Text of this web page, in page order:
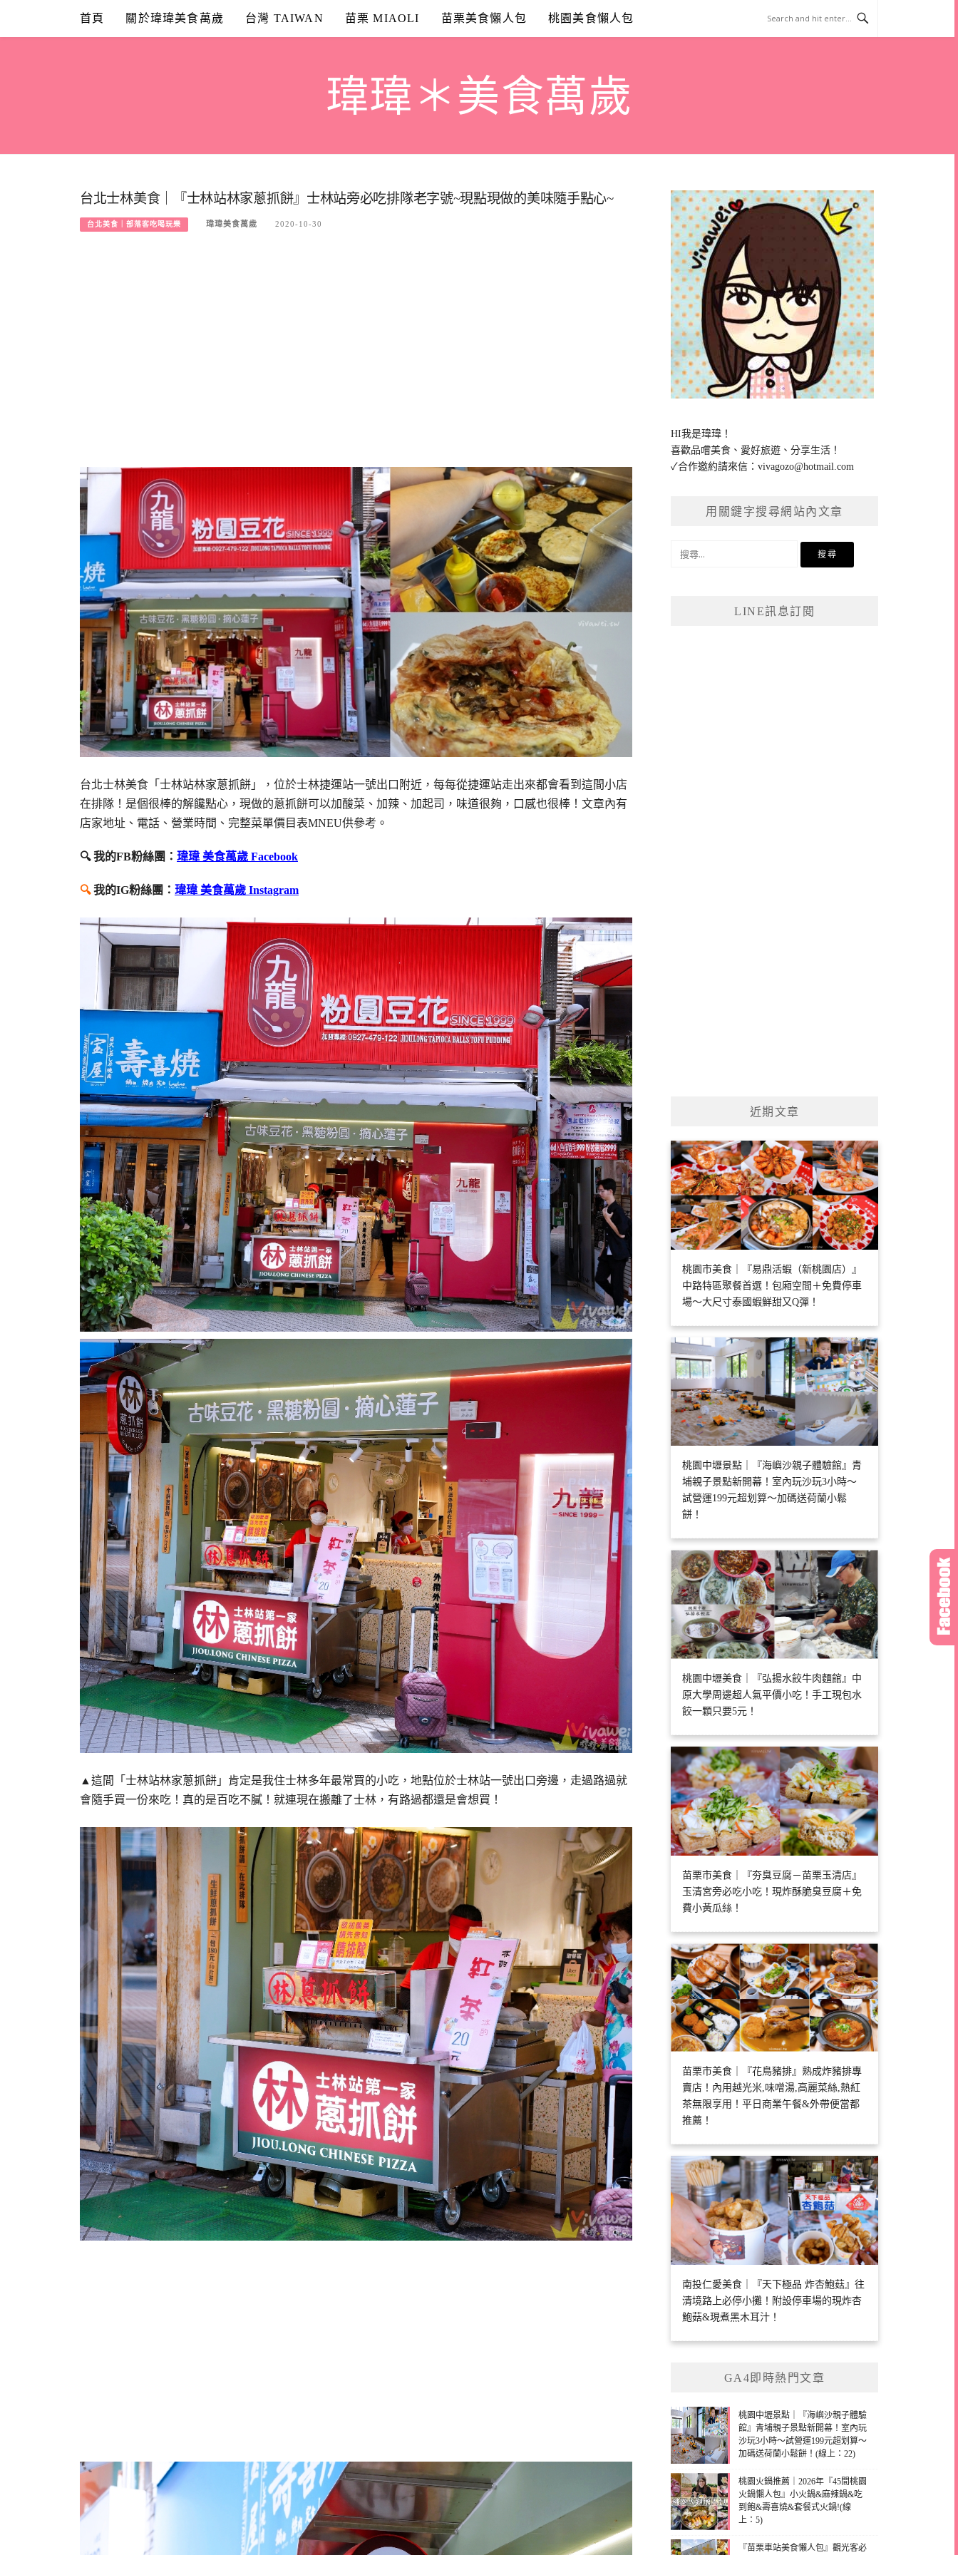
content
首頁 關於瑋瑋美食萬歲 台灣 TAIWAN 苗栗 MIAOLI 苗栗美食懶人包 桃園美食懶人包
瑋瑋＊美食萬歲
台北士林美食｜『士林站林家蔥抓餅』士林站旁必吃排隊老字號~現點現做的美味隨手點心~
台北美食｜部落客吃喝玩樂 瑋瑋美食萬歲 2020-10-30
台北士林美食「士林站林家蔥抓餅」，位於士林捷運站一號出口附近，每每從捷運站走出來都會看到這間小店
在排隊！是個很棒的解饞點心，現做的蔥抓餅可以加酸菜、加辣、加起司，味道很夠，口感也很棒！文章內有
店家地址、電話、營業時間、完整菜單價目表MNEU供參考。
🔍 我的FB粉絲團： 瑋瑋 美食萬歲 Facebook
🔍我的IG粉絲團： 瑋瑋 美食萬歲 Instagram
▲這間「士林站林家蔥抓餅」肯定是我住士林多年最常買的小吃，地點位於士林站一號出口旁邊，走過路過就
會隨手買一份來吃！真的是百吃不膩！就連現在搬離了士林，有路過都還是會想買！
HI我是瑋瑋！
喜歡品嚐美食、愛好旅遊、分享生活！
✓合作邀約請來信：vivagozo@hotmail.com
用關鍵字搜尋網站內文章
LINE訊息訂閱
近期文章
桃園市美食｜『易鼎活蝦（新桃園店）』
中路特區聚餐首選！包廂空間＋免費停車
場～大尺寸泰國蝦鮮甜又Q彈！
桃園中壢景點｜『海嶼沙親子體驗館』青
埔親子景點新開幕！室內玩沙玩3小時～
試營運199元超划算～加碼送荷蘭小鬆
餅！
桃園中壢美食｜『弘揚水餃牛肉麵館』中
原大學周邊超人氣平價小吃！手工現包水
餃一顆只要5元！
苗栗市美食｜『夯臭豆腐－苗栗玉清店』
玉清宮旁必吃小吃！現炸酥脆臭豆腐＋免
費小黃瓜絲！
苗栗市美食｜『花鳥豬排』熟成炸豬排專
賣店！內用越光米,味噌湯,高麗菜絲,熱紅
茶無限享用！平日商業午餐&外帶便當都
推薦！
南投仁愛美食｜『天下極品 炸杏鮑菇』往
清境路上必停小攤！附設停車場的現炸杏
鮑菇&現煮黑木耳汁！
GA4即時熱門文章
桃園中壢景點｜『海嶼沙親子體驗
館』青埔親子景點新開幕！室內玩
沙玩3小時～試營運199元超划算～
加碼送荷蘭小鬆餅！(線上：22)
桃園火鍋推薦｜2026年『45間桃園
火鍋懶人包』小火鍋&麻辣鍋&吃
到飽&壽喜燒&套餐式火鍋!(線
上：5)
『苗栗車站美食懶人包』觀光客必